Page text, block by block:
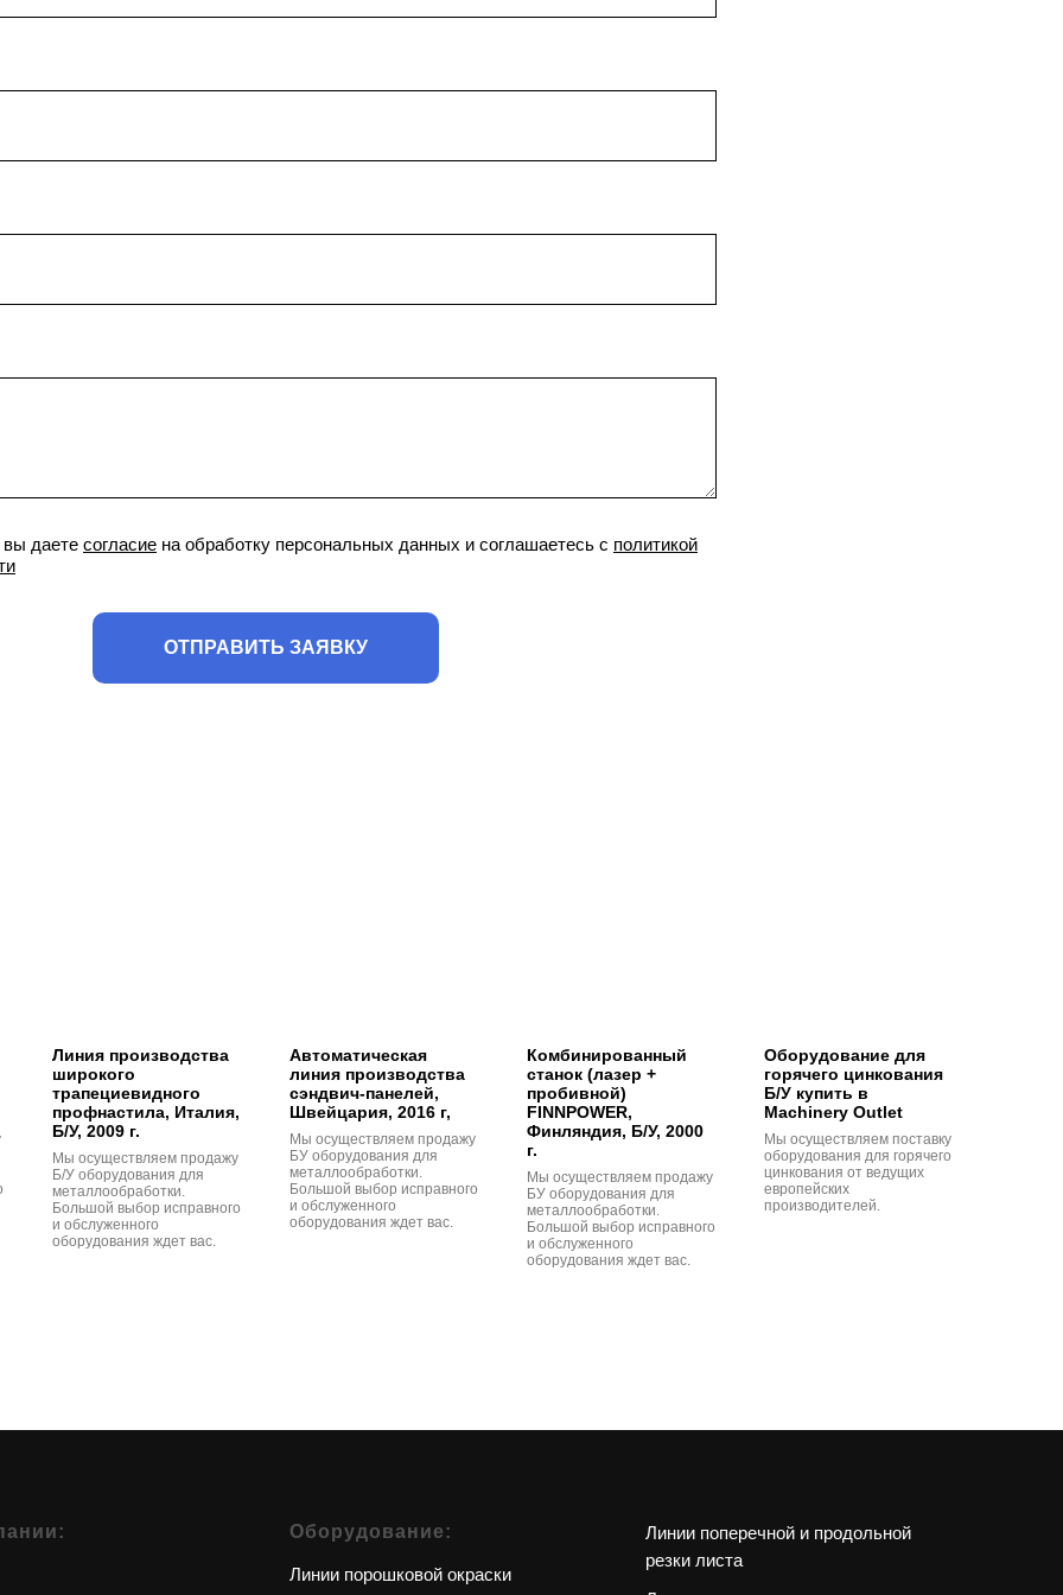
вы даете согласие на обработку персональных данных и соглашаетесь c политикой
ОТПРАВИТЬ ЗАЯВКУ
Линия производства
широкого
трапециевидного
профнастила, Италия,
Б/У, 2009 г.
Мы осуществляем продажу
Б/У оборудования для
металлообработки.
Большой выбор исправного
и обслуженного
оборудования ждет вас.
Автоматическая
линия производства
сэндвич-панелей,
Швейцария, 2016 г,
Мы осуществляем продажу
БУ оборудования для
металлообработки.
Большой выбор исправного
и обслуженного
оборудования ждет вас.
Комбинированный
станок (лазер +
пробивной)
FINNPOWER,
Финляндия, Б/У, 2000
г.
Мы осуществляем продажу
БУ оборудования для
металлообработки.
Большой выбор исправного
и обслуженного
оборудования ждет вас.
Оборудование для
горячего цинкования
Б/У купить в
Machinery Outlet
Мы осуществляем поставку
оборудования для горячего
цинкования от ведущих
европейских
производителей.
Оборудование:
Линии порошковой окраски
Линии поперечной и продольной
резки листа